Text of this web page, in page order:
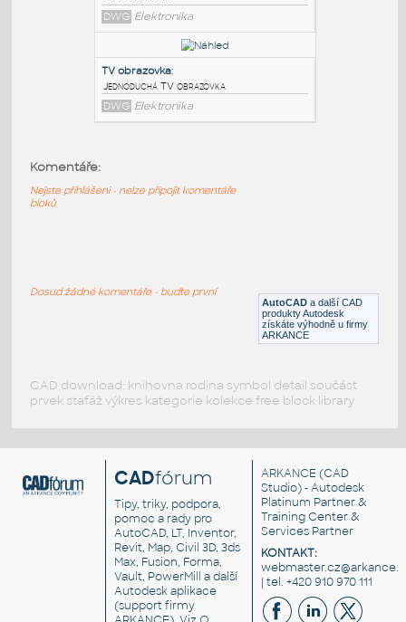
TV s nabytkom
DWG Zařizovací předměty
DWG Elektronika
Elektronika AutoCAD a další CAD
produkty Autodesk
získáte výhodně u firmy
ARKANCE
Komentáře:
Nejste přihlášeni - nelze připojit komentáře
bloků
Dosud žádné komentáře - buďte první
CAD download: knihovna rodina symbol detail součást
prvek stafáž výkres kategorie kolekce free block library
CADfórum
Tipy, triky, podpora,
pomoc a rady pro
AutoCAD, LT, Inventor,
Revit, Map, Civil 3D, 3ds
Max, Fusion, Forma,
Vault, PowerMill a další
Autodesk aplikace
(support firmy
ARKANCE (CAD
Studio) - Autodesk
Platinum Partner &
Training Center &
Services Partner
KONTAKT:
| tel. +420 910 970 111